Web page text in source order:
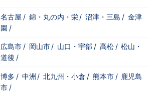
名古屋 / 錦・丸の内・栄 / 沼津・三島 / 金津
園 /
広島市 / 岡山市 / 山口・宇部 / 高松 / 松山・
道後 /
博多 / 中洲 / 北九州・小倉 / 熊本市 / 鹿児島
市 /